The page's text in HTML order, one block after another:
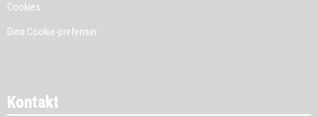
Cookies
Dina Cookie-prefenser
Kontakt